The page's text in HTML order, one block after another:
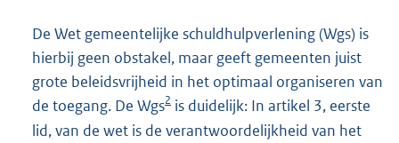
De Wet gemeentelijke schuldhulpverlening (Wgs) is
hierbij geen obstakel, maar geeft gemeenten juist
grote beleidsvrijheid in het optimaal organiseren van
de toegang. De Wgs2 is duidelijk: In artikel 3, eerste
lid, van de wet is de verantwoordelijkheid van het